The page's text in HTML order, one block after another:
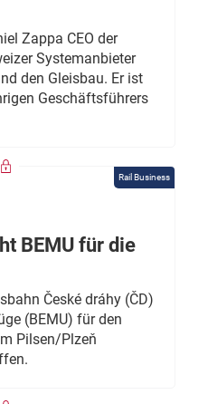
Zappa CEO der
Systemanbieter
den Gleisbau. Er ist
Geschäftsführers
Rail Business
BEMU für die
České dráhy (ČD)
(BEMU) für den
Pilsen/Plzeň